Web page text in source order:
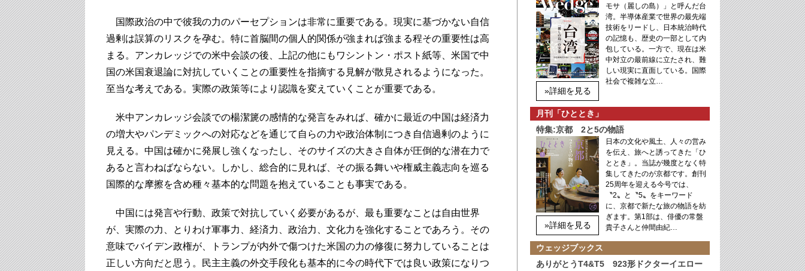
国際政治の中で彼我の力のパーセプションは非常に重要である。現実に基づかない自信
過剰は誤算のリスクを孕む。特に首脳間の個人的関係が強まれば強まる程その重要性は高
まる。アンカレッジでの米中会談の後、上記の他にもワシントン・ポスト紙等、米国で中
国の米国衰退論に対抗していくことの重要性を指摘する見解が散見されるようになった。
至当な考えである。実際の政策等により認識を変えていくことが重要である。
米中アンカレッジ会談での楊潔篪の感情的な発言をみれば、確かに最近の中国は経済力
の増大やパンデミックへの対応などを通じて自らの力や政治体制につき自信過剰のように
見える。中国は確かに発展し強くなったし、そのサイズの大きさ自体が圧倒的な潜在力で
あると言わねばならない。しかし、総合的に見れば、その振る舞いや権威主義志向を巡る
国際的な摩擦を含め種々基本的な問題を抱えていることも事実である。
中国には発言や行動、政策で対抗していく必要があるが、最も重要なことは自由世界
が、実際の力、とりわけ軍事力、経済力、政治力、文化力を強化することであろう。その
意味でバイデン政権が、トランプが内外で傷つけた米国の力の修復に努力していることは
正しい方向だと思う。民主主義の外交手段化も基本的に今の時代下では良い政策になりつ
»詳細を見る
モサ（麗しの島）」と呼んだ台
湾。半導体産業で世界の最先端
技術をリードし、日本統治時代
の記憶も、歴史の一部として内
包している。一方で、現在は米
中対立の最前線に立たされ、難
しい現実に直面している。国際
社会で複雑な立…
月刊「ひととき」
特集:京都 2と5の物語
»詳細を見る
日本の文化や風土、人々の営み
を伝え、旅へと誘ってきた「ひ
ととき」。当誌が幾度となく特
集してきたのが京都です。創刊
25周年を迎える今号では、
〝2〟と〝5〟をキーワード
に、京都で新たな旅の物語を紡
ぎます。第1部は、俳優の常盤
貴子さんと仲間由紀…
ウェッジブックス
ありがとうT4&T5 923形ドクターイエロー